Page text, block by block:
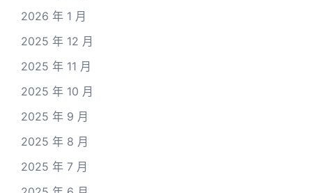
2026 年 1 月
2025 年 12 月
2025 年 11 月
2025 年 10 月
2025 年 9 月
2025 年 8 月
2025 年 7 月